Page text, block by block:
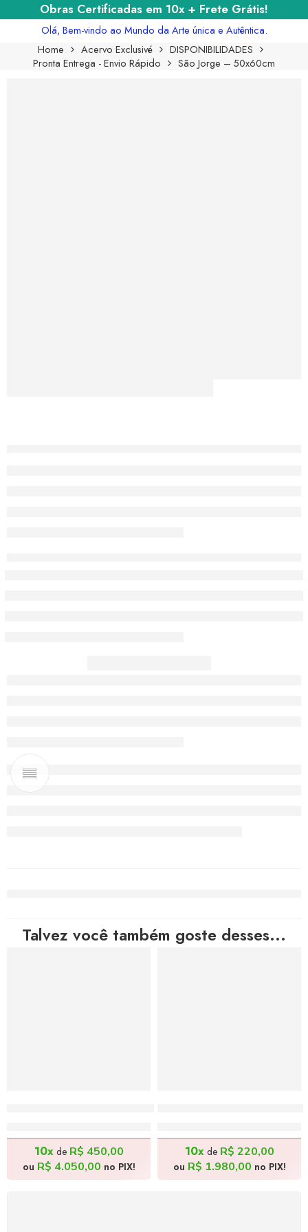
Obras Certificadas em 10x + Frete Grátis!
Olá, Bem-vindo ao Mundo da Arte única e Autêntica.
Home
Acervo Exclusivé
DISPONIBILIDADES
Pronta Entrega - Envio Rápido
São Jorge – 50x60cm
Talvez você também goste desses...
10xde R$ 450,00
ou R$ 4.050,00 no PIX!
10xde R$ 220,00
ou R$ 1.980,00 no PIX!